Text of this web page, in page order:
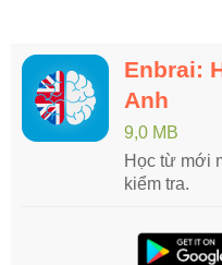
Enbrai:
Anh
9,0 MB
Học từ mới
kiểm tra.